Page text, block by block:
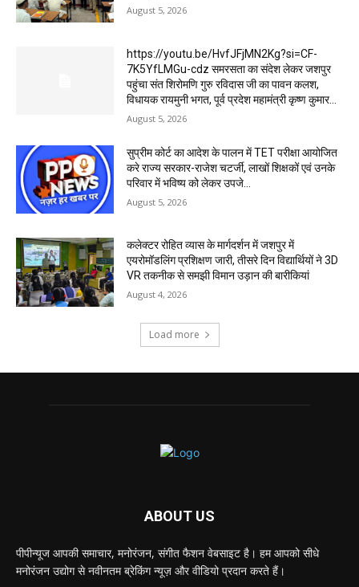
August 5, 2026
https://youtu.be/HvfJFjMN2Kg?si=CF-
7K5YfLMGu-cdz समरसता का संदेश लेकर जशपुर
पहुंचा संत शिरोमणि गुरु रविदास जी का पावन कलश,
विधायक रायमुनी भगत, पूर्व प्रदेश महामंत्री कृष्ण कुमार...
August 5, 2026
सुप्रीम कोर्ट का आदेश के पालन में TET परीक्षा आयोजित
करे राज्य सरकार-राजेश चटर्जी, लाखों शिक्षकों एवं उनके
परिवार में भविष्य को लेकर उपजे...
August 5, 2026
कलेक्टर रोहित व्यास के मार्गदर्शन में जशपुर में
एयरोमॉडलिंग प्रशिक्षण जारी, तीसरे दिन विद्यार्थियों ने 3D
VR तकनीक से समझी विमान उड़ान की बारीकियां
August 4, 2026
Load more
ABOUT US
पीपीन्यूज आपकी समाचार, मनोरंजन, संगीत फैशन वेबसाइट है। हम आपको सीधे
मनोरंजन उद्योग से नवीनतम ब्रेकिंग न्यूज़ और वीडियो प्रदान करते हैं।